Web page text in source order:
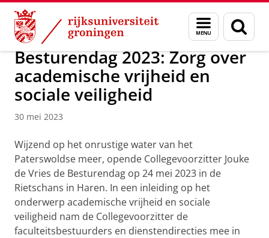
Skip
Content
Skip
Navigation
Menu
en
zoeken
Over ons Actueel Nieuws
Besturendag 2023: Zorg over
academische vrijheid en
sociale veiligheid
30 mei 2023
Wijzend op het onrustige water van het
Paterswoldse meer, opende Collegevoorzitter Jouke
de Vries de Besturendag op 24 mei 2023 in de
Rietschans in Haren. In een inleiding op het
onderwerp academische vrijheid en sociale
veiligheid nam de Collegevoorzitter de
faculteitsbestuurders en dienstendirecties mee in